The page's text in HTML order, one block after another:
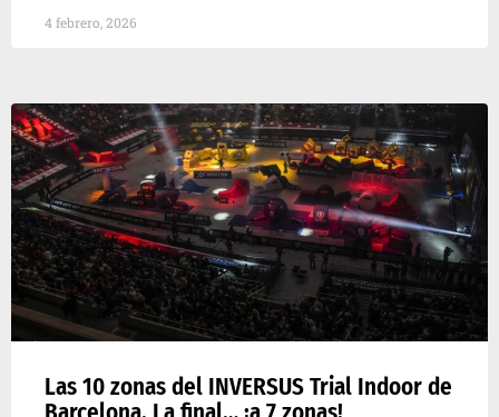
4 febrero, 2026
Las 10 zonas del INVERSUS Trial Indoor de